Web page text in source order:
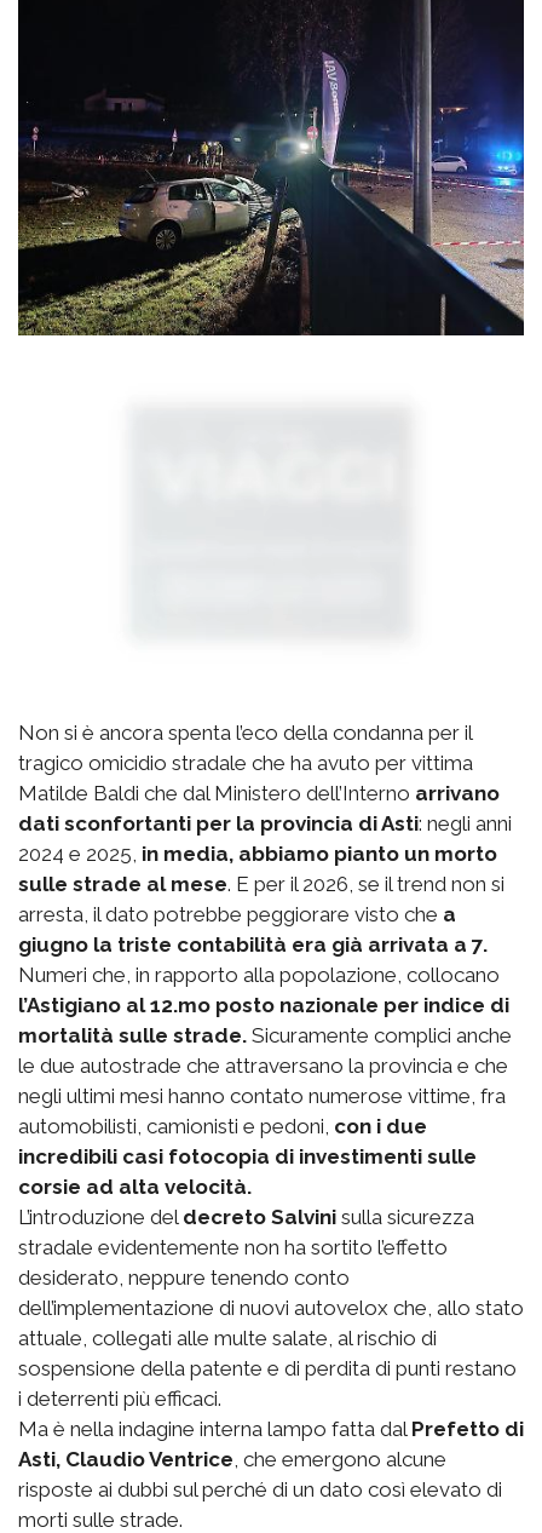
Non si è ancora spenta l’eco della condanna per il
tragico omicidio stradale che ha avuto per vittima
Matilde Baldi che dal Ministero dell’Interno arrivano
dati sconfortanti per la provincia di Asti: negli anni
2024 e 2025, in media, abbiamo pianto un morto
sulle strade al mese. E per il 2026, se il trend non si
arresta, il dato potrebbe peggiorare visto che a
giugno la triste contabilità era già arrivata a 7.
Numeri che, in rapporto alla popolazione, collocano
l’Astigiano al 12.mo posto nazionale per indice di
mortalità sulle strade. Sicuramente complici anche
le due autostrade che attraversano la provincia e che
negli ultimi mesi hanno contato numerose vittime, fra
automobilisti, camionisti e pedoni, con i due
incredibili casi fotocopia di investimenti sulle
corsie ad alta velocità.
L’introduzione del decreto Salvini sulla sicurezza
stradale evidentemente non ha sortito l’effetto
desiderato, neppure tenendo conto
dell’implementazione di nuovi autovelox che, allo stato
attuale, collegati alle multe salate, al rischio di
sospensione della patente e di perdita di punti restano
i deterrenti più efficaci.
Ma è nella indagine interna lampo fatta dal Prefetto di
Asti, Claudio Ventrice , che emergono alcune
risposte ai dubbi sul perché di un dato così elevato di
morti sulle strade.